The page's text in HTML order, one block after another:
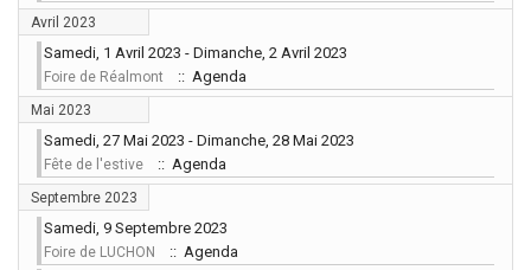
Avril 2023
Samedi, 1 Avril 2023 - Dimanche, 2 Avril 2023
Foire de Réalmont :: Agenda
Mai 2023
Samedi, 27 Mai 2023 - Dimanche, 28 Mai 2023
Fête de l'estive :: Agenda
Septembre 2023
Samedi, 9 Septembre 2023
Foire de LUCHON
:: Agenda